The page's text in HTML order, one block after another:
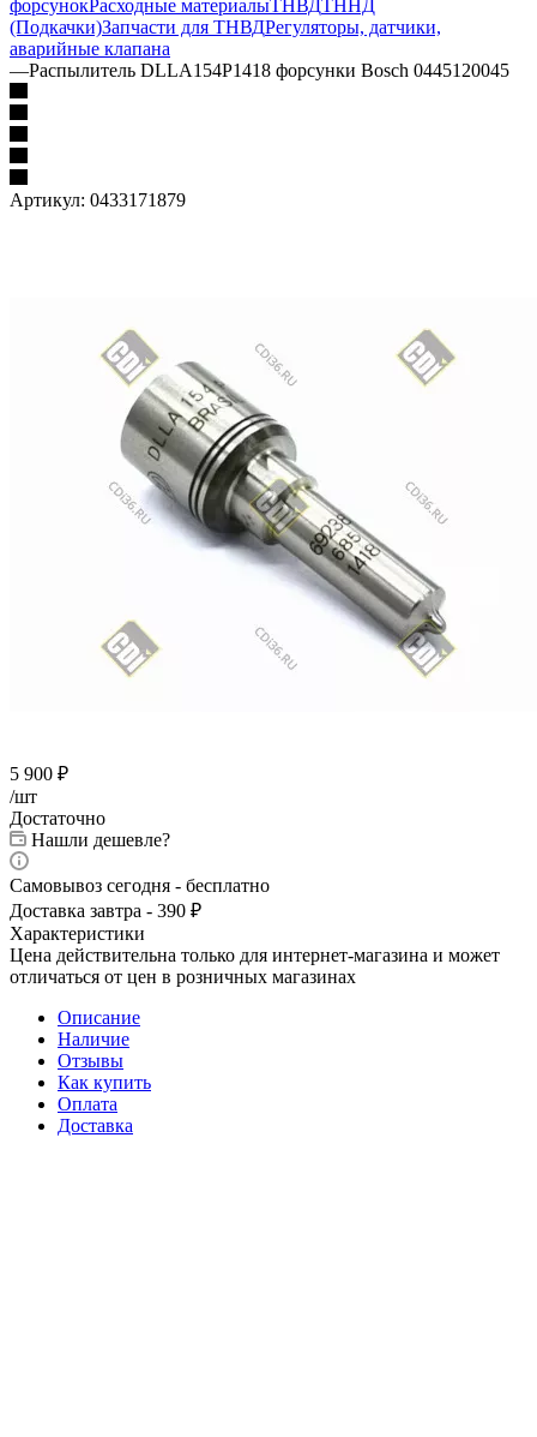
форсунокРасходные материалыТНВД ТННД
(Подкачки)Запчасти для ТНВДРегуляторы, датчики,
аварийные клапана
—Распылитель DLLA154P1418 форсунки Bosch 0445120045
Артикул: 0433171879
5 900 ₽
/шт
Достаточно
Нашли дешевле?
Самовывоз сегодня - бесплатно
Доставка завтра - 390 ₽
Характеристики
Цена действительна только для интернет-магазина и может
отличаться от цен в розничных магазинах
Описание
Наличие
Отзывы
Как купить
Оплата
Доставка